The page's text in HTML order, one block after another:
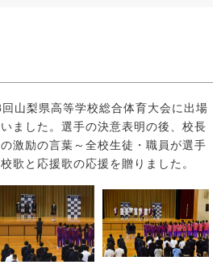
山梨県高等学校総合体育大会に出場
ました。選手の決意表明の後、校長
激励の言葉～全校生徒・職員が選手
歌と応援歌の応援を贈りました。